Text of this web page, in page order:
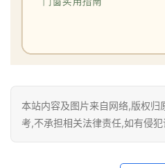
铝
门
门
登录
本站内容及图片来自网络,版权归
考,不承担相关法律责任,如有侵